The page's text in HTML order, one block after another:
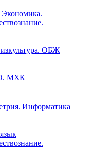
ОБЖ
МХК
Информатика